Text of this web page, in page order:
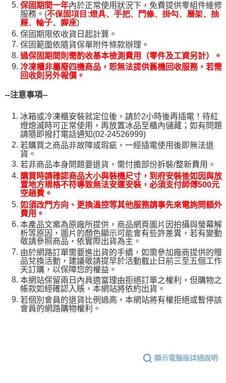
保固期間一年內於正常使用狀況下，免費提供零組件維修
服務。(不保固項目:燈具、手把、門條、掛勾、層架、抽
屜、輪子、腳座)
保固期限依收貨日起計算。
保固範圍依隨貨保單附件條款辦理。
過保固期間則需酌收基本檢測費用（零件及工資另計）。
冷凍櫃非屬廢四機商品，恕無法提供舊機回收服務，若需
回收則另外報價。
--注意事項--
冰箱或冷凍櫃安裝就定位後，請於2小時後再插電！待紅
燈熄滅時可正常使用，再放置冰品至櫃內儲藏；如有問題
請隨即撥打電話通知(02-24526999)
若購買之商品非故障或瑕疵，一經插電使用後即無法退
貨。
若非商品本身問題要退貨，需付擔部份拆裝/整新費用。
購買時請確認商品大小與裝機尺寸，到府安裝後如因與放
置地方規格不符導致無法安運安裝，必須支付師傅500元
空趟費。
如須改門方向、更換溫控等其他服務請事先來電詢問額外
費用。
本產品文案為原廠所提供，商品網頁圖片因拍攝與螢幕解
析等原因，圖片的顏色顯示可能會有些許差異，若有變動
敬請參照商品，依實際出貨為主。
由於網路訂單需要進出貨的手續，如需參加廠商提供的贈
品兌換活動，建議敬請提早於活動截止日前三至五個工作
天訂購，以保障您的權益。
本網站保留兩日內具適當理由拒絕訂單之權利，但購物之
帳款如經確認入賬，本網站將依約出貨。
若個別會員的退貨比例過高，本網站將有權拒絕或暫停該
會員的網路購物權利。
顯示電腦版詳細說明